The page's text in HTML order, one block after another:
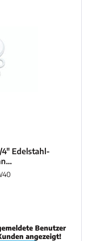
Edelstahl-
Benutzer
angezeigt!